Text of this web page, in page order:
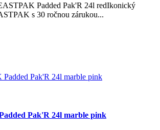
Padded Pak'R 24l redIkonický
s 30 ročnou zárukou...
Pak'R 24l marble pink